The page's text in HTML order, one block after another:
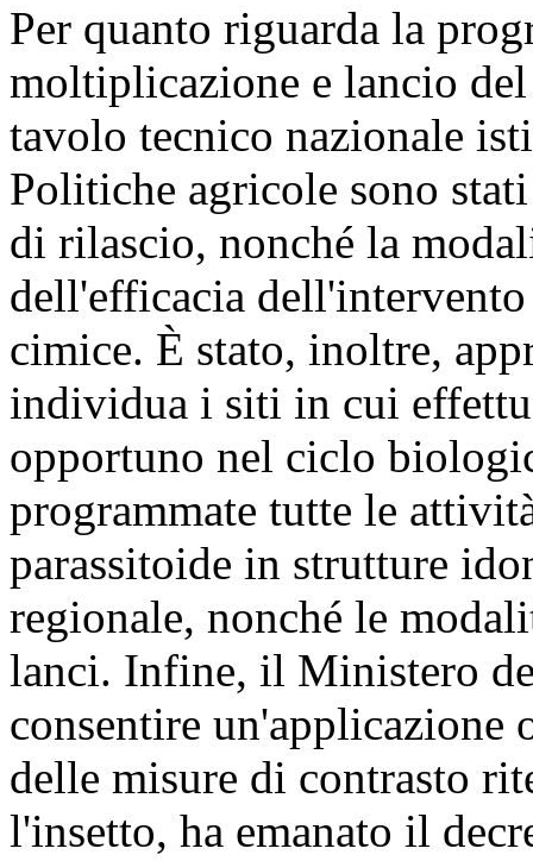
Per quanto riguarda la
moltiplicazione e lancio
tavolo tecnico nazionale
Politiche agricole sono
di rilascio, nonché la
dell'efficacia
cimice. È stato, inoltre,
individua i siti in cui
opportuno nel ciclo
programmate tutte le
parassitoide in strutture
regionale, nonché le
lanci. Infine, il Ministero
consentire un'applicazione
delle misure di contrasto
l'insetto, ha emanato il